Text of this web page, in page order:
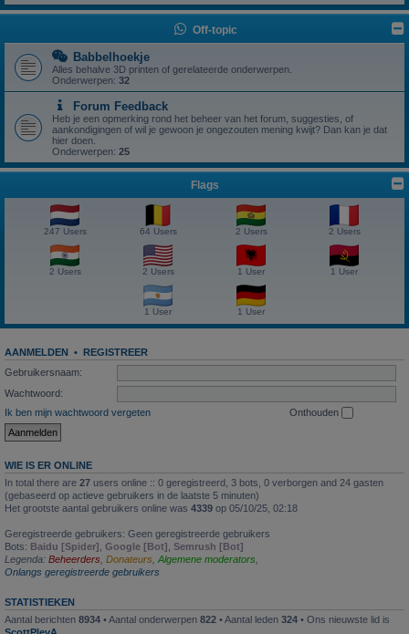
Off-topic
Babbelhoekje
Alles behalve 3D printen of gerelateerde onderwerpen.
Onderwerpen: 32
Forum Feedback
Heb je een opmerking rond het beheer van het forum, suggesties, of
aankondigingen of wil je gewoon je ongezouten mening kwijt? Dan kan je dat
hier doen.
Onderwerpen: 25
Flags
247 Users 64 Users 2 Users 2 Users
2 Users 2 Users 1 User 1 User
1 User 1 User
AANMELDEN • REGISTREER
Gebruikersnaam:
Wachtwoord:
Ik ben mijn wachtwoord vergeten
Onthouden
WIE IS ER ONLINE
In total there are 27 users online :: 0 geregistreerd, 3 bots, 0 verborgen and 24 gasten
(gebaseerd op actieve gebruikers in de laatste 5 minuten)
Het grootste aantal gebruikers online was 4339 op 05/10/25, 02:18
Geregistreerde gebruikers: Geen geregistreerde gebruikers
Bots: Baidu [Spider] , Google [Bot] , Semrush [Bot]
Legenda: Beheerders, Donateurs,Algemene moderators,
Onlangs geregistreerde gebruikers
STATISTIEKEN
Aantal berichten 8934 • Aantal onderwerpen 822 • Aantal leden 324 • Ons nieuwste lid is